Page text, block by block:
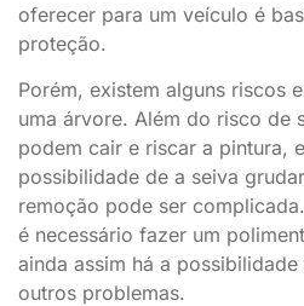
oferecer para um veículo é
proteção.
Porém, existem alguns riscos
uma árvore. Além do risco de
podem cair e riscar a pintura,
possibilidade de a seiva
remoção pode ser
é necessário fazer um
ainda assim há a
outros problemas.